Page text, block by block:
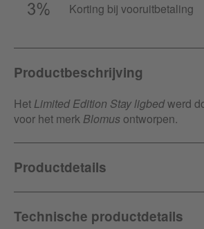
Korting bij vooruitbetaling
Productbeschrijving
HetLimited Edition Stay ligbedwerd
voor het merkBlomus ontworpen.
Productdetails
Artikel-ID
420895
Technische productdetails